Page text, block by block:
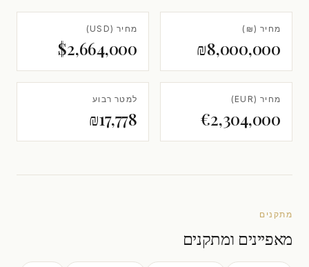
מחיר (₪)
₪8,000,000
מחיר (USD)
$2,664,000
מחיר (EUR)
€2,304,000
למטר רבוע
₪17,778
מתקנים
מאפיינים ומתקנים